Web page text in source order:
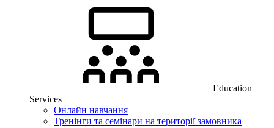
Education
Services
Онлайн навчання
Тренінги та семінари на території замовника